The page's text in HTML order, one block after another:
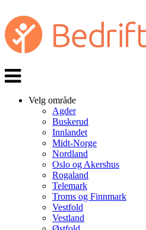
Veksle
navigasjon
Velg område
Agder
Buskerud
Innlandet
Midt-Norge
Nordland
Oslo og Akershus
Rogaland
Telemark
Troms og Finnmark
Vestfold
Vestland